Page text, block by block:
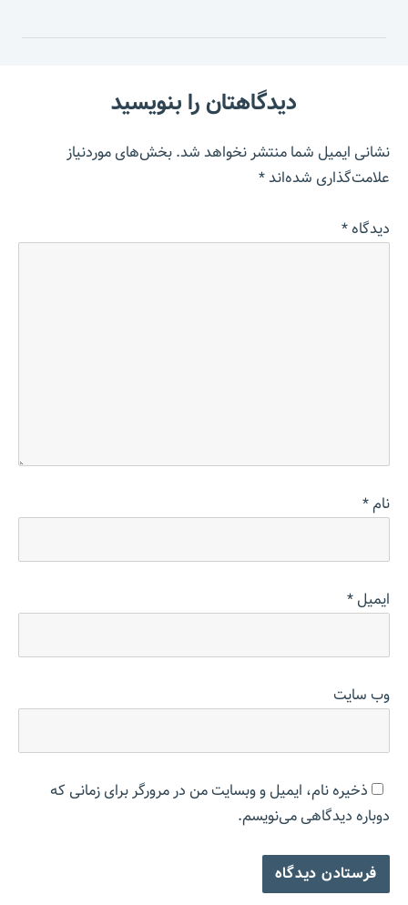
دیدگاهتان را بنویسید
نشانی ایمیل شما منتشر نخواهد شد.بخش‌های موردنیاز
علامت‌گذاری شده‌اند*
دیدگاه*
نام*
ایمیل*
وب‌ سایت
ذخیره نام، ایمیل و وبسایت من در مرورگر برای زمانی که
دوباره دیدگاهی می‌نویسم.